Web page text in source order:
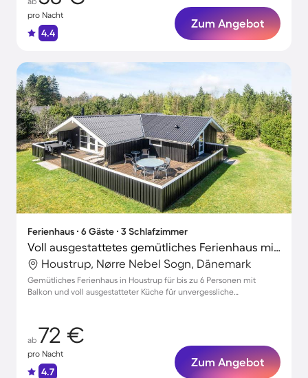
pro Nacht
4.4
Zum Angebot
Ferienhaus ∙ 6 Gäste ∙ 3 Schlafzimmer
Voll ausgestattetes gemütliches Ferienhaus mit Grill, Terrasse und Garten
Houstrup, Nørre Nebel Sogn, Dänemark
Gemütliches Ferienhaus in Houstrup für bis zu 6 Personen mit
Balkon und voll ausgestatteter Küche für unvergessliche
ab 72 €
pro Nacht
4.7
Zum Angebot